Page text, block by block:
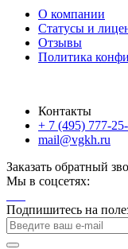
О компании
Статусы и
Отзывы
Политика
Контакты
+ 7 (495) 777-
mail@vgkh.ru
Заказать обратный
Мы в соцсетях:
Подпишитесь на